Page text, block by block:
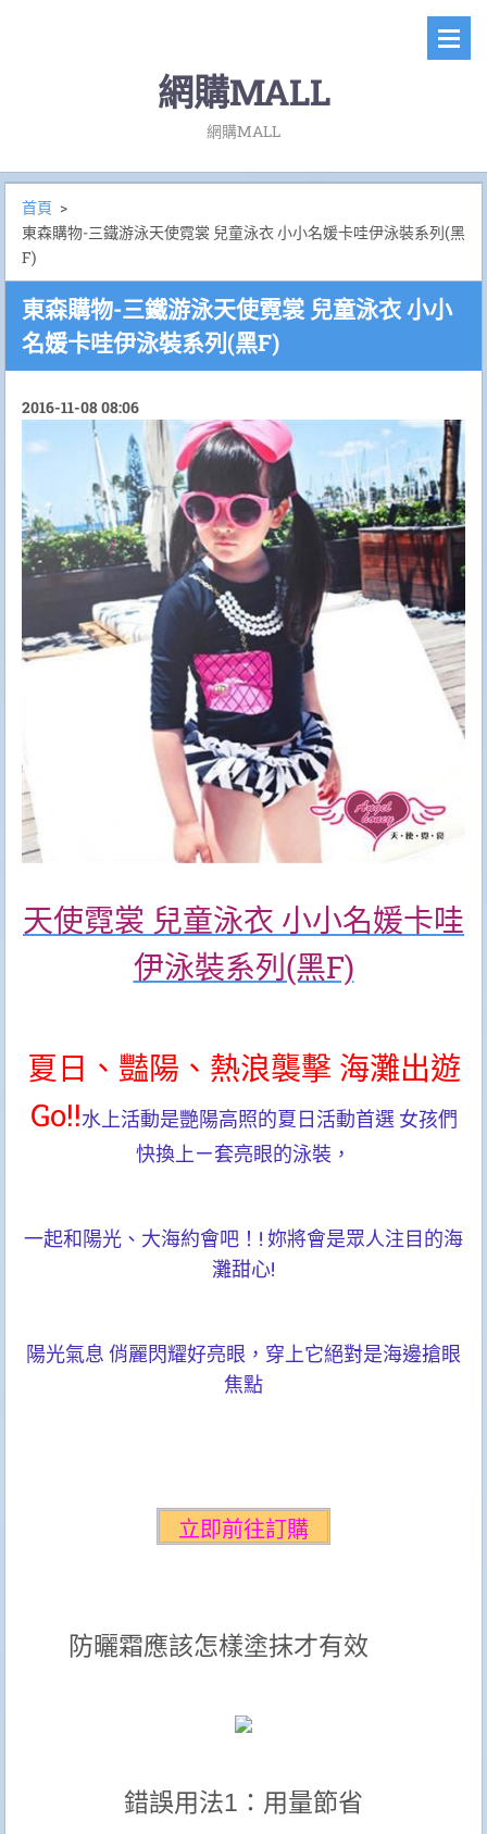
網購MALL
網購MALL
首頁 >
東森購物-三鐵游泳天使霓裳 兒童泳衣 小小名媛卡哇伊泳裝系列(黑
F)
東森購物-三鐵游泳天使霓裳 兒童泳衣 小小
名媛卡哇伊泳裝系列(黑F)
2016-11-08 08:06
天使霓裳 兒童泳衣 小小名媛卡哇
伊泳裝系列(黑F)
夏日、豔陽、熱浪襲擊 海灘出遊
Go!!水上活動是艷陽高照的夏日活動首選 女孩們
快換上ㄧ套亮眼的泳裝，
一起和陽光、大海約會吧！! 妳將會是眾人注目的海
灘甜心!
陽光氣息 俏麗閃耀好亮眼，穿上它絕對是海邊搶眼
焦點
防曬霜應該怎樣塗抹才有效
錯誤用法1：用量節省